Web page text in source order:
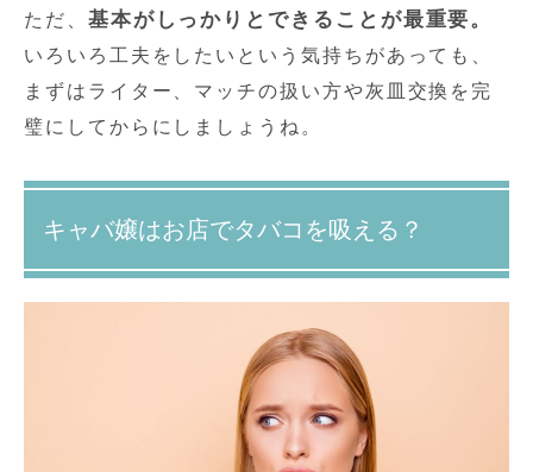
ただ、 基本がしっかりとできることが最重要。
いろいろ工夫をしたいという気持ちがあっても、
まずはライター、マッチの扱い方や灰皿交換を完
璧にしてからにしましょうね。
キャバ嬢はお店でタバコを吸える？